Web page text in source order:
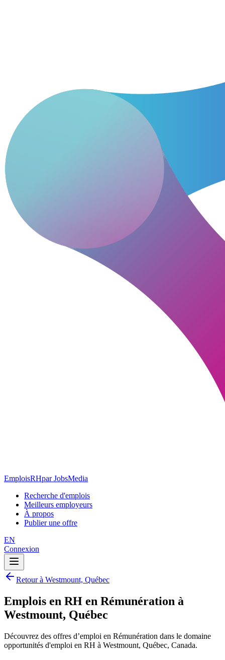
EmploisRHpar JobsMedia
Recherche d'emplois
Meilleurs employeurs
À propos
Publier une offre
EN
Connexion
Retour à Westmount, Québec
Emplois en RH en Rémunération à
Westmount, Québec
Découvrez des offres d’emploi en Rémunération dans le domaine
opportunités d'emploi en RH à Westmount, Québec, Canada.